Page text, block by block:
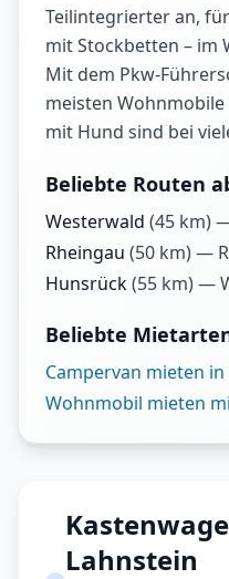
Teilintegrierter an,
mit Stockbetten – im
Mit dem Pkw-
meisten Wohnmobile
mit Hund sind bei
Beliebte Routen
Westerwald (45 km)
Rheingau (50 km) —
Hunsrück(55 km) —
Beliebte
Campervan mieten
Wohnmobil mieten
Lahnstein